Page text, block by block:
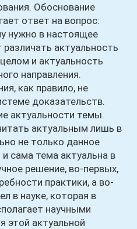
Обоснование
ответ на вопрос:
нужно в настоящее
актуальность
и актуальность
направления.
как правило, не
доказательств.
актуальности темы.
актуальным лишь в
не только данное
и сама тема актуальна в
решение, во-первых,
практики, а во-
в науке, которая в
научными
этой актуальной